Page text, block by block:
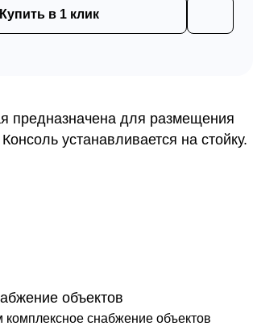
Купить в 1 клик
предназначена для размещения
устанавливается на стойку.
объектов
снабжение объектов